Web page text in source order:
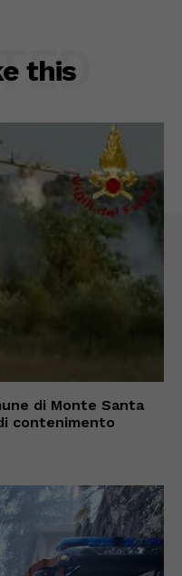
this
di Monte Santa
contenimento